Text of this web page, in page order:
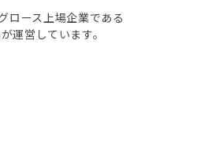
ロース上場企業である
営しています。